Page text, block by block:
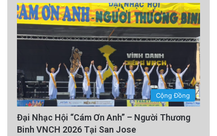
Cộng Đồng
Đại Nhạc Hội “Cám Ơn Anh” – Người Thương
Binh VNCH 2026 Tại San Jose